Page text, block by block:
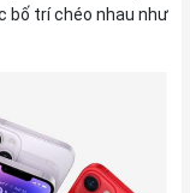
bố trí chéo nhau như